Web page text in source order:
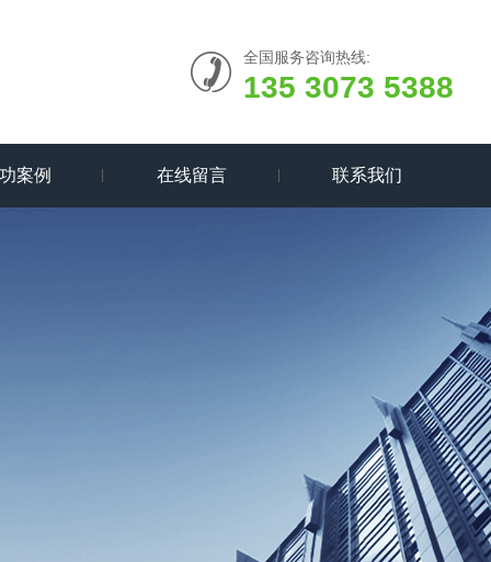
全国服务咨询热线:
135 3073 5388
案例 在线留言 联系我们